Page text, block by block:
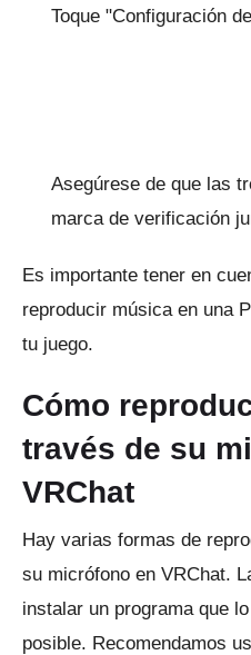
Toque "Configuración
Asegúrese de que las
marca de verificación
Es importante tener en
reproducir música en una
tu juego.
Cómo
través de su
VRChat
Hay varias formas de
su micrófono en VRChat.
instalar un programa que
posible. Recomendamos